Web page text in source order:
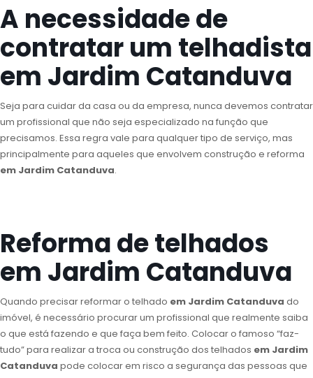
A necessidade de
contratar um telhadista
em Jardim Catanduva
Seja para cuidar da casa ou da empresa, nunca devemos contratar
um profissional que não seja especializado na função que
precisamos. Essa regra vale para qualquer tipo de serviço, mas
principalmente para aqueles que envolvem construção e reforma
em Jardim Catanduva.
Reforma de telhados
em Jardim Catanduva
Quando precisar reformar o telhado em Jardim Catanduva do
imóvel, é necessário procurar um profissional que realmente saiba
o que está fazendo e que faça bem feito. Colocar o famoso “faz-
tudo” para realizar a troca ou construção dos telhados em Jardim
Catanduva pode colocar em risco a segurança das pessoas que